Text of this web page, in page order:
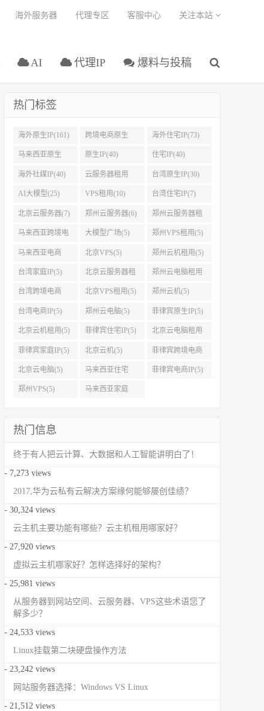
AI 代理IP 爆料与投稿
海外服务器 代理专区 客服中心 关注本站
热门标签
海外原生IP(161) 跨境电商原生
IP(108)
海外住宅IP(73)
马来西亚原生
IP(45)
原生IP(40) 住宅IP(40)
海外社媒IP(40) 云服务器租用
(32)
台湾原生IP(30)
AI大模型(25) VPS租用(10) 台湾住宅IP(7)
北京云服务器(7) 郑州云服务器(6) 郑州云服务器租
用(5)
马来西亚跨境电
商IP(5)
大模型广场(5) 郑州VPS租用(5)
马来西亚电商
IP(5)
北京VPS(5) 郑州云机租用(5)
台湾家庭IP(5) 北京云服务器租
用(5)
郑州云电脑租用
(5)
台湾跨境电商
IP(5)
北京VPS租用(5) 郑州云机(5)
台湾电商IP(5) 郑州云电脑(5) 菲律宾原生IP(5)
北京云机租用(5) 菲律宾住宅IP(5) 北京云电脑租用
(5)
菲律宾家庭IP(5) 北京云机(5) 菲律宾跨境电商
IP(5)
北京云电脑(5) 马来西亚住宅
IP(5)
菲律宾电商IP(5)
郑州VPS(5) 马来西亚家庭
热门信息
终于有人把云计算、大数据和人工智能讲明白了！
- 7,273 views
2017,华为云私有云解决方案缘何能够屡创佳绩？
- 30,324 views
云主机主要功能有哪些？云主机租用哪家好？
- 27,920 views
虚拟云主机哪家好？怎样选择好的架构？
- 25,981 views
从服务器到网站空间、云服务器、VPS这些术语您了
解多少？
- 24,533 views
Linux挂载第二块硬盘操作方法
- 23,242 views
网站服务器选择：Windows VS Linux
- 21,512 views